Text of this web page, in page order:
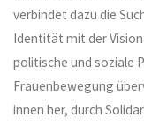
verbindet dazu die
Identität mit der
politische und soziale
Frauenbewegung
innen her, durch